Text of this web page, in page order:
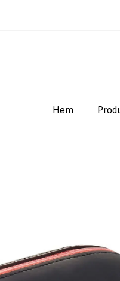
Hem